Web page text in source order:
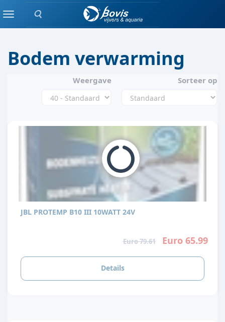
Zoeken
MenuVERWARMING
Bodem verwarming
Weergave Sorteer op
JBL PROTEMP B10 III 10WATT 24V
Euro 79.61 Euro 65.99
Details